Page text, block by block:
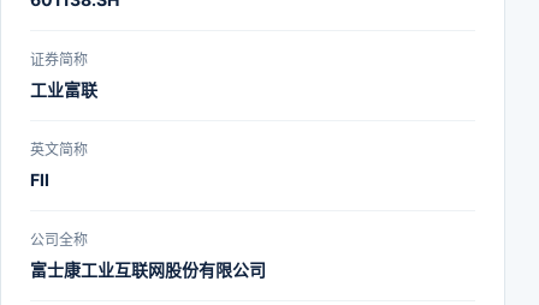
证券简称
工业富联
英文简称
FII
公司全称
富士康工业互联网股份有限公司